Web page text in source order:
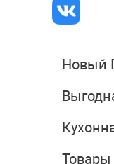
Новый
Товары